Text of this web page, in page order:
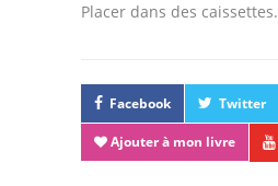
Placer dans des caissettes.
Facebook Twitter
Ajouter à mon livre